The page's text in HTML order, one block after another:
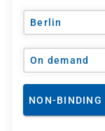
Berlin
On demand
NON-BINDING